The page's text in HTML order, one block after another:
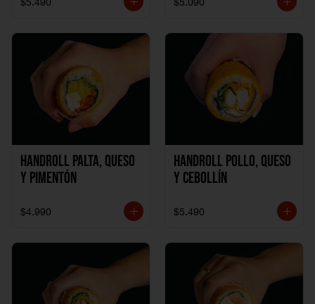
Handroll Palta, Queso
y Pimentón
$4.990
Handroll Pollo, Queso
y Cebollín
$5.490